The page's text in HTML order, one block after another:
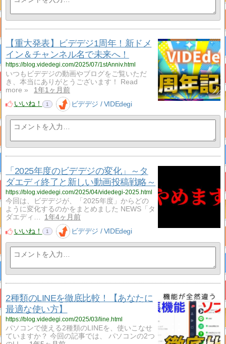
【重大発表】ビデデジ1周年！新ドメ
イン＆チャンネル名で未来へ！
https://blog.videdegi.com/2025/07/1stAnniv.html
いつもビデデジの動画やブログをご覧いただ
き、本当にありがとうございます！ Read
more »
1年1ヶ月前
いいね！
1 ビデデジ / VIDEdegi
「2025年度のビデデジの変化」～タ
ダエディ終了と新しい動画投稿戦略～
https://blog.videdegi.com/2025/04/videdegi-2025.html
今回は、ビデデジが、「2025年度」からどの
ように変化するのかをまとめました NEWS「タ
ダエディ…
1年4ヶ月前
いいね！
1 ビデデジ / VIDEdegi
2種類のLINEを徹底比較！【あなたに
最適な使い方】
https://blog.videdegi.com/2025/03/line.html
パソコンで使える2種類のLINEを、使いこなせ
ていますか？ 今回の記事では、 パソコンの2つ